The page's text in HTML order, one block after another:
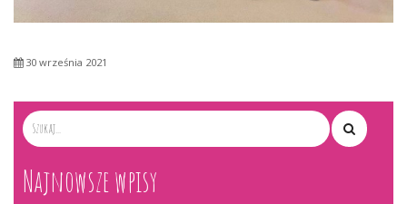
30 września 2021
Najnowsze wpisy